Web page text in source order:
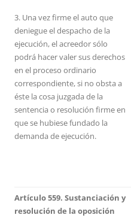
3. Una vez firme el auto que
deniegue el despacho de la
ejecución, el acreedor sólo
podrá hacer valer sus derechos
en el proceso ordinario
correspondiente, si no obsta a
éste la cosa juzgada de la
sentencia o resolución firme en
que se hubiese fundado la
demanda de ejecución.
Artículo 559. Sustanciación y
resolución de la oposición